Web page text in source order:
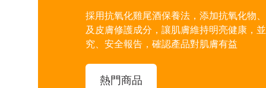
採用抗氧化雞尾酒保養法，添加抗氧化物
及皮膚修護成分，讓肌膚維持明亮健康，
究、安全報告，確認產品對肌膚有益
熱門商品